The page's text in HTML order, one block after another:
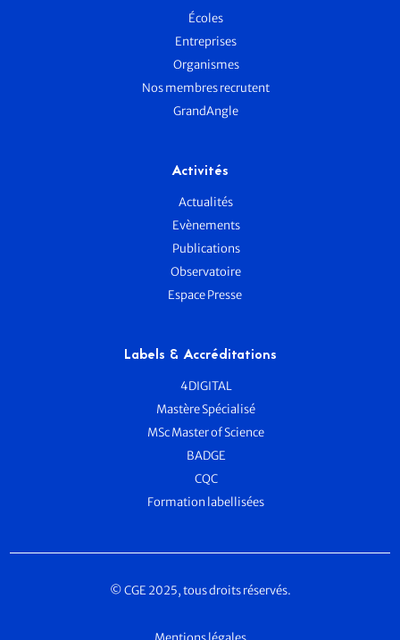
Écoles
Entreprises
Organismes
Nos membres recrutent
GrandAngle
Activités
Actualités
Evènements
Publications
Observatoire
Espace Presse
Labels & Accréditations
4DIGITAL
Mastère Spécialisé
MSc Master of Science
BADGE
CQC
Formation labellisées
© CGE 2025, tous droits réservés.